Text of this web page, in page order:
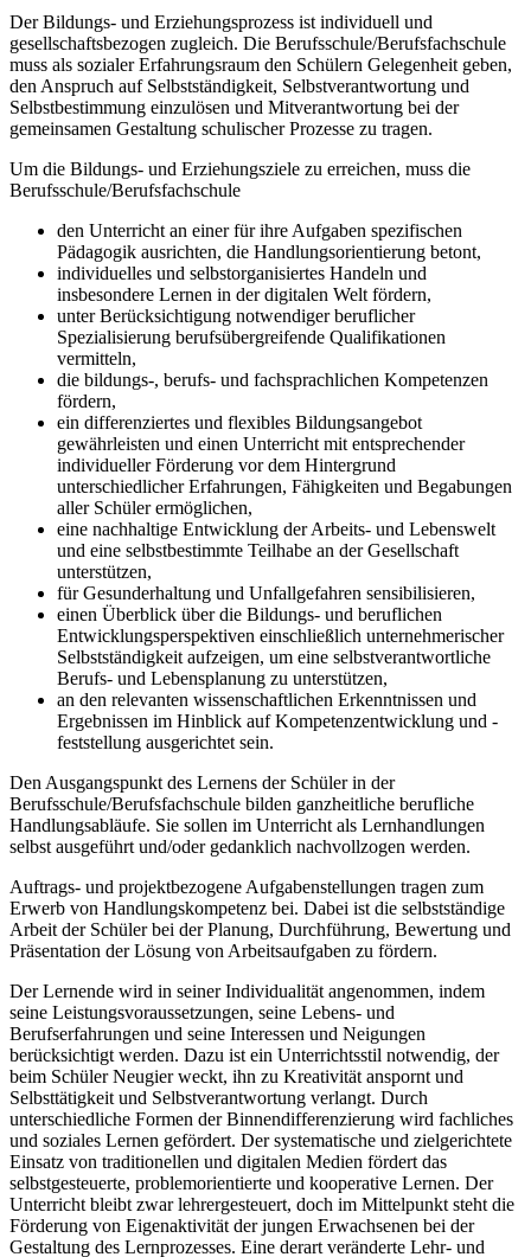
Der Bildungs- und Erziehungsprozess ist individuell und
gesellschaftsbezogen zugleich. Die Berufsschule/Berufsfachschule
muss als sozialer Erfahrungsraum den Schülern Gelegenheit geben,
den Anspruch auf Selbstständigkeit, Selbstverantwortung und
Selbstbestimmung einzulösen und Mitverantwortung bei der
gemeinsamen Gestaltung schulischer Prozesse zu tragen.
Um die Bildungs- und Erziehungsziele zu erreichen, muss die
Berufsschule/Berufsfachschule
den Unterricht an einer für ihre Aufgaben spezifischen
Pädagogik ausrichten, die Handlungsorientierung betont,
individuelles und selbstorganisiertes Handeln und
insbesondere Lernen in der digitalen Welt fördern,
unter Berücksichtigung notwendiger beruflicher
Spezialisierung berufsübergreifende Qualifikationen
vermitteln,
die bildungs-, berufs- und fachsprachlichen Kompetenzen
fördern,
ein differenziertes und flexibles Bildungsangebot
gewährleisten und einen Unterricht mit entsprechender
individueller Förderung vor dem Hintergrund
unterschiedlicher Erfahrungen, Fähigkeiten und Begabungen
aller Schüler ermöglichen,
eine nachhaltige Entwicklung der Arbeits- und Lebenswelt
und eine selbstbestimmte Teilhabe an der Gesellschaft
unterstützen,
für Gesunderhaltung und Unfallgefahren sensibilisieren,
einen Überblick über die Bildungs- und beruflichen
Entwicklungsperspektiven einschließlich unternehmerischer
Selbstständigkeit aufzeigen, um eine selbstverantwortliche
Berufs- und Lebensplanung zu unterstützen,
an den relevanten wissenschaftlichen Erkenntnissen und
Ergebnissen im Hinblick auf Kompetenzentwicklung und -
feststellung ausgerichtet sein.
Den Ausgangspunkt des Lernens der Schüler in der
Berufsschule/Berufsfachschule bilden ganzheitliche berufliche
Handlungsabläufe. Sie sollen im Unterricht als Lernhandlungen
selbst ausgeführt und/oder gedanklich nachvollzogen werden.
Auftrags- und projektbezogene Aufgabenstellungen tragen zum
Erwerb von Handlungskompetenz bei. Dabei ist die selbstständige
Arbeit der Schüler bei der Planung, Durchführung, Bewertung und
Präsentation der Lösung von Arbeitsaufgaben zu fördern.
Der Lernende wird in seiner Individualität angenommen, indem
seine Leistungsvoraussetzungen, seine Lebens- und
Berufserfahrungen und seine Interessen und Neigungen
berücksichtigt werden. Dazu ist ein Unterrichtsstil notwendig, der
beim Schüler Neugier weckt, ihn zu Kreativität anspornt und
Selbsttätigkeit und Selbstverantwortung verlangt. Durch
unterschiedliche Formen der Binnendifferenzierung wird fachliches
und soziales Lernen gefördert. Der systematische und zielgerichtete
Einsatz von traditionellen und digitalen Medien fördert das
selbstgesteuerte, problemorientierte und kooperative Lernen. Der
Unterricht bleibt zwar lehrergesteuert, doch im Mittelpunkt steht die
Förderung von Eigenaktivität der jungen Erwachsenen bei der
Gestaltung des Lernprozesses. Eine derart veränderte Lehr- und